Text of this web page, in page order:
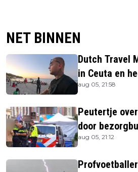
NET BINNEN
Dutch Travel
in Ceuta en
berichtgeving
aug 05, 21:58
Peutertje
door
aug 05, 21:12